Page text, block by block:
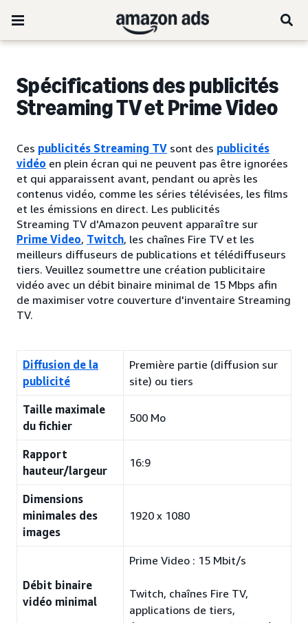
Spécifications des publicités
Streaming TV et Prime Video
Ces publicités Streaming TV sont des publicités
vidéo en plein écran qui ne peuvent pas être ignorées
et qui apparaissent avant, pendant ou après les
contenus vidéo, comme les séries télévisées, les films
et les émissions en direct. Les publicités
Streaming TV d'Amazon peuvent apparaître sur
Prime Video, Twitch, les chaînes Fire TV et les
meilleurs diffuseurs de publications et télédiffuseurs
tiers. Veuillez soumettre une création publicitaire
vidéo avec un débit binaire minimal de 15 Mbps afin
de maximiser votre couverture d'inventaire Streaming
TV.
Diffusion de la
publicité
Première partie (diffusion sur
site) ou tiers
Taille maximale
du fichier
500 Mo
Rapport
hauteur/largeur
16:9
Dimensions
minimales des
images
1920 x 1080
Débit binaire
vidéo minimal
Prime Video : 15 Mbit/s
Twitch, chaînes Fire TV,
applications de tiers,